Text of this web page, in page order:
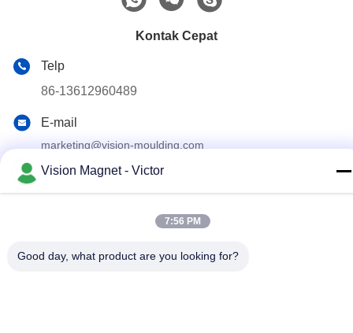
Kontak Cepat
Telp
86-13612960489
E-mail
marketing@vision-moulding.com
Alamat
1 / F, Gedung 7, Taman Sains dan Teknologi Zhengqiangda,
Dongguan, Provinsi Guangdong, Cina
Vision Magnet - Victor
7:56 PM
Good day, what product are you looking for?